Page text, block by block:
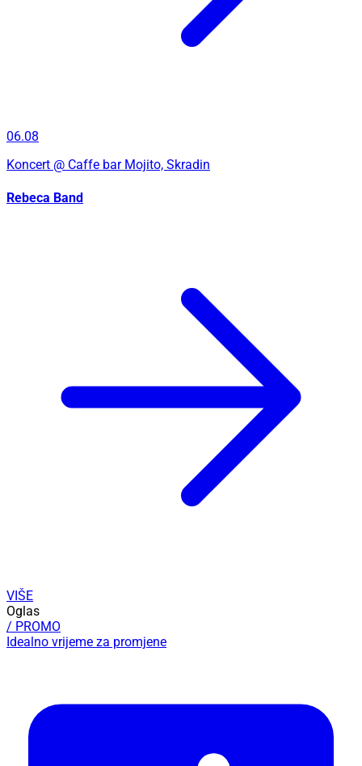
06.08
Koncert @ Caffe bar Mojito, Skradin
Rebeca Band
VIŠE
Oglas
/ PROMO
Idealno vrijeme za promjene